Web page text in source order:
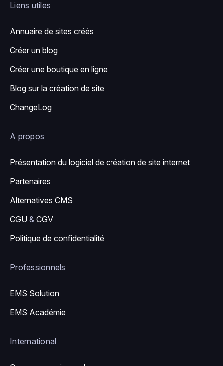
Liens utiles
Annuaire de sites créés
Créer un blog
Créer une boutique en ligne
Blog sur la création de site
ChangeLog
A propos
Présentation du logiciel de création de site internet
Partenaires
Alternatives CMS
CGU & CGV
Politique de confidentialité
Professionnels
EMS Solution
EMS Académie
International